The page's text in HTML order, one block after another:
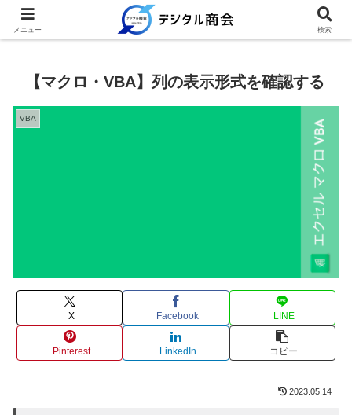
例文を使って繰り返し業務を時短
【マクロ・VBA】列の表示形式を確認する
VBA
X Facebook LINE
Pinterest LinkedIn コピー
2023.05.14
メニュー 検索